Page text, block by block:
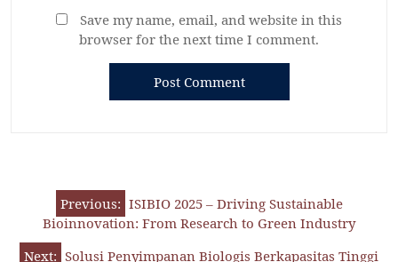
Save my name, email, and website in this
browser for the next time I comment.
Previous: ISIBIO 2025 – Driving Sustainable
Bioinnovation: From Research to Green Industry
Next: Solusi Penyimpanan Biologis Berkapasitas Tinggi